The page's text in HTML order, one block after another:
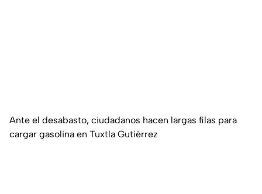
Ante el desabasto, ciudadanos hacen largas filas para
cargar gasolina en Tuxtla Gutiérrez